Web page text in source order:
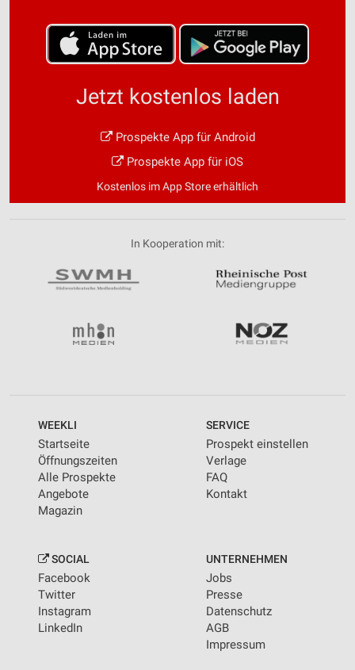
Jetzt kostenlos laden
Prospekte App für Android
Prospekte App für iOS
Kostenlos im App Store erhältlich
In Kooperation mit:
WEEKLI
Startseite
Öffnungszeiten
Alle Prospekte
Angebote
Magazin
SERVICE
Prospekt einstellen
Verlage
FAQ
Kontakt
SOCIAL
Facebook
Twitter
Instagram
LinkedIn
UNTERNEHMEN
Jobs
Presse
Datenschutz
AGB
Impressum